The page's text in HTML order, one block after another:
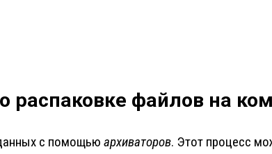
распаковке файлов на
с помощью архиваторов. Этот процесс